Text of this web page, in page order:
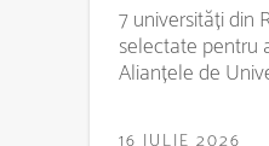
7 universități din
selectate pentru
Alianțele de